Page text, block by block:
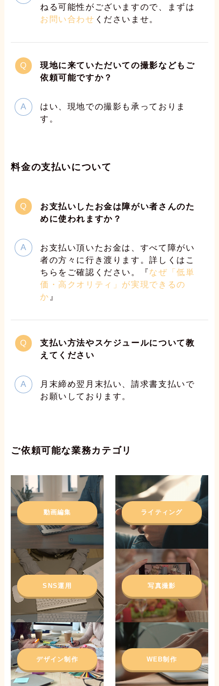
ねる可能性がございますので、まずは
お問い合わせ くださいませ。
現地に来ていただいての撮影などもご
依頼可能ですか？
はい、現地での撮影も承っておりま
す。
料金の支払いについて
お支払いしたお金は障がい者さんのた
めに使われますか？
お支払い頂いたお金は、すべて障がい
者の方々に行き渡ります。詳しくはこ
ちらをご確認ください。『なぜ「低単
価・高クオリティ」が実現できるの
か 』
支払い方法やスケジュールについて教
えてください
月末締め翌月末払い、請求書支払いで
お願いしております。
ご依頼可能な業務カテゴリ
動画編集 ライティング
SNS運用 写真撮影
デザイン制作 WEB制作